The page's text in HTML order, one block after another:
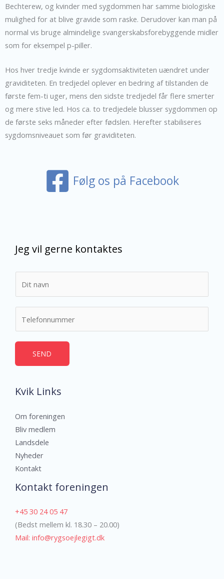
Bechterew, og kvinder med sygdommen har samme biologiske
mulighed for at blive gravide som raske. Derudover kan man på
normal vis bruge almindelige svangerskabsforebyggende midler
som for eksempel p-piller.
Hos hver tredje kvinde er sygdomsaktiviteten uændret under
graviditeten. En tredjedel oplever en bedring af tilstanden de
første fem-ti uger, mens den sidste tredjedel får flere smerter
og mere stive led. Hos ca. to tredjedele blusser sygdommen op
de første seks måneder efter fødslen. Herefter stabiliseres
sygdomsniveauet som før graviditeten.
Følg os på Facebook
Jeg vil gerne kontaktes
*
f
n
u
m
m
e
r
SEND
Kvik Links
Om foreningen
Bliv medlem
Landsdele
Nyheder
Kontakt
Kontakt foreningen
+45 30 24 05 47
(Bedst mellem kl. 18.30 – 20.00)
Mail: info@rygsoejlegigt.dk